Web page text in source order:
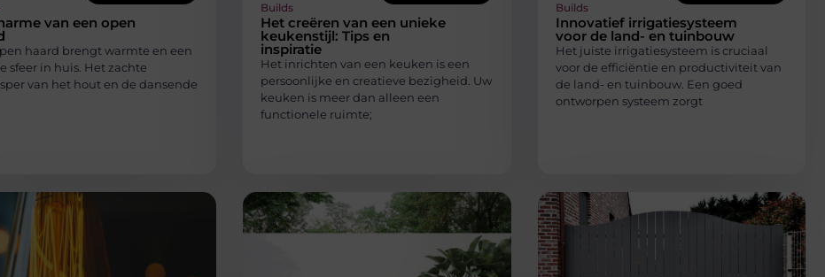
van een open
haard brengt warmte en een
sfeer in huis. Het zachte
van het hout en de dansende
Builds
Het creëren van een unieke
keukenstijl: Tips en
inspiratie
Het inrichten van een keuken is een
persoonlijke en creatieve bezigheid. Uw
keuken is meer dan alleen een
functionele ruimte;
Builds
Innovatief irrigatiesysteem
voor de land- en tuinbouw
Het juiste irrigatiesysteem is cruciaal
voor de efficiëntie en productiviteit van
de land- en tuinbouw. Een goed
ontworpen systeem zorgt